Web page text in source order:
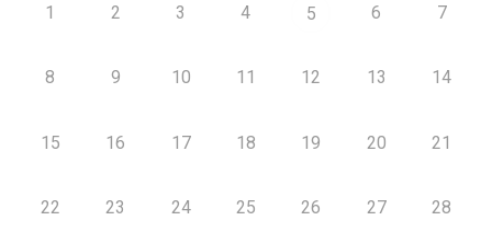
1 2 3 4 5 6 7
8 9 10 11 12 13 14
15 16 17 18 19 20 21
22 23 24 25 26 27 28